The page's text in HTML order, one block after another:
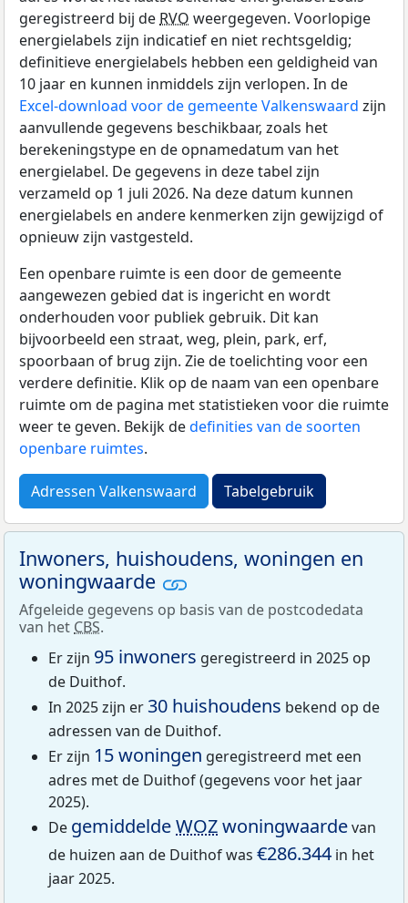
geregistreerd bij de RVO weergegeven. Voorlopige
energielabels zijn indicatief en niet rechtsgeldig;
definitieve energielabels hebben een geldigheid van
10 jaar en kunnen inmiddels zijn verlopen. In de
Excel-download voor de gemeente Valkenswaard zijn
aanvullende gegevens beschikbaar, zoals het
berekeningstype en de opnamedatum van het
energielabel. De gegevens in deze tabel zijn
verzameld op 1 juli 2026. Na deze datum kunnen
energielabels en andere kenmerken zijn gewijzigd of
opnieuw zijn vastgesteld.
Een openbare ruimte is een door de gemeente
aangewezen gebied dat is ingericht en wordt
onderhouden voor publiek gebruik. Dit kan
bijvoorbeeld een straat, weg, plein, park, erf,
spoorbaan of brug zijn. Zie de toelichting voor een
verdere definitie. Klik op de naam van een openbare
ruimte om de pagina met statistieken voor die ruimte
weer te geven. Bekijk dedefinities van de soorten
openbare ruimtes.
Adressen Valkenswaard Tabelgebruik
Inwoners, huishoudens, woningen en
woningwaarde
Afgeleide gegevens op basis van de postcodedata
van het CBS.
Er zijn 95 inwoners geregistreerd in 2025 op
de Duithof.
In 2025 zijn er 30 huishoudens bekend op de
adressen van de Duithof.
Er zijn 15 woningen geregistreerd met een
adres met de Duithof (gegevens voor het jaar
2025).
De gemiddeldeWOZwoningwaardevan
de huizen aan de Duithof was €286.344 in het
jaar 2025.